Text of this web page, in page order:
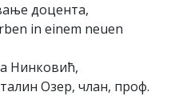
доцента,
in einem neuen
Нинковић,
Озер, члан, проф.